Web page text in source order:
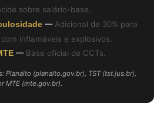
sobre salário-base.
— Adicional de 30% para
inflamáveis e explosivos.
— Base oficial de CCTs.
Planalto (planalto.gov.br), TST (tst.jus.br),
MTE (mte.gov.br).